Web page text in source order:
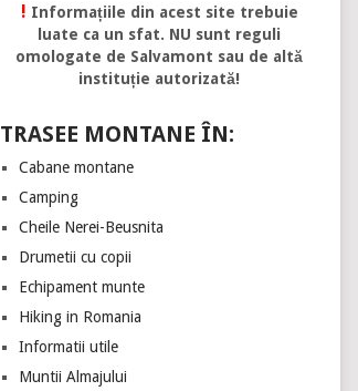
! Informațiile din acest site trebuie
luate ca un sfat. NU sunt reguli
omologate de Salvamont sau de altă
instituție autorizată!
TRASEE MONTANE ÎN:
Cabane montane
Camping
Cheile Nerei-Beusnita
Drumetii cu copii
Echipament munte
Hiking in Romania
Informatii utile
Muntii Almajului